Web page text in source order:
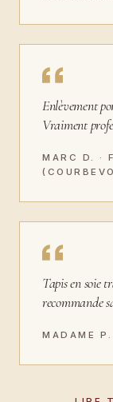
Enlèvement
Vraiment
MARC D. ·
Tapis en soie
recommande
MADAME